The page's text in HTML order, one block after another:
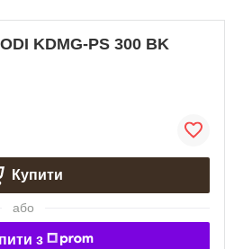
KDMG-PS 300 BK
Купити
або
з